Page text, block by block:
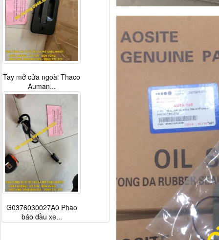
Tay mở cửa ngoài Thaco
Auman...
G0376030027A0 Phao
báo dầu xe...